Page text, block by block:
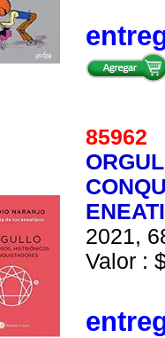
85962
2021,
Valor :